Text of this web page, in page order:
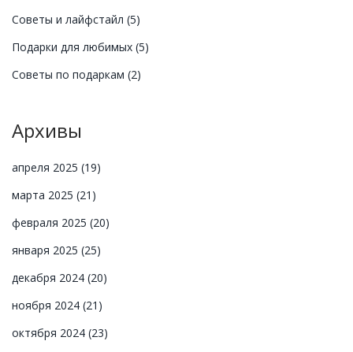
Советы и лайфстайл (5)
Подарки для любимых (5)
Советы по подаркам (2)
Архивы
апреля 2025 (19)
марта 2025 (21)
февраля 2025 (20)
января 2025 (25)
декабря 2024 (20)
ноября 2024 (21)
октября 2024 (23)